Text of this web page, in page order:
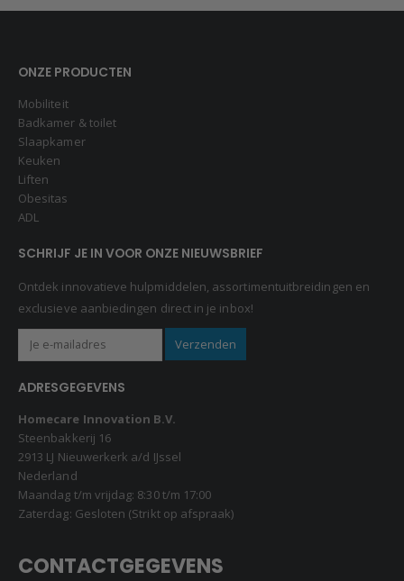
ONZE PRODUCTEN
Mobiliteit
Badkamer & toilet
Slaapkamer
Keuken
Liften
Obesitas
ADL
SCHRIJF JE IN VOOR ONZE NIEUWSBRIEF
Ontdek innovatieve hulpmiddelen, assortimentuitbreidingen en
exclusieve aanbiedingen direct in je inbox!
ADRESGEGEVENS
Homecare Innovation B.V.
Steenbakkerij 16
2913 LJ Nieuwerkerk a/d IJssel
Nederland
Maandag t/m vrijdag: 8:30 t/m 17:00
Zaterdag: Gesloten (Strikt op afspraak)
CONTACTGEGEVENS